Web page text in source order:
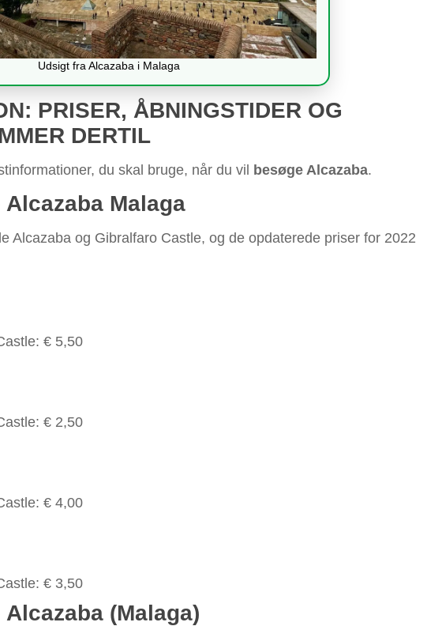
Udsigt fra Alcazaba i Malaga
PRISER, ÅBNINGSTIDER OG
DERTIL
du skal bruge, når du vil besøge Alcazaba.
Malaga
Alcazaba og Gibralfaro Castle, og de opdaterede priser for 2022
€ 5,50
€ 2,50
€ 4,00
€ 3,50
(Malaga)